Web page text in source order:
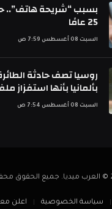
بسبب “شريحة
25 عامًا
السبت 08 أغسطس 7:59 ص
روسيا تصف حادثة
بألمانيا بأنها استفزاز
السبت 08 أغسطس 7:54 ص
سياسة الخصوصية اعلن